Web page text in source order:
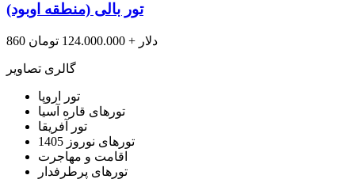
تور بالی (منطقه اوبود)
860 دلار + 124.000.000 تومان
گالری تصاویر
تور اروپا
تورهای قاره آسیا
تور آفریقا
تورهای نوروز 1405
اقامت و مهاجرت
تورهای پرطرفدار